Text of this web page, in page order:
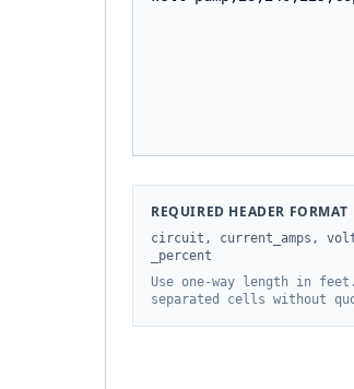
REQUIRED HEADER FORMAT
circuit, current_amps,
_percent
Use one-way length in
separated cells without